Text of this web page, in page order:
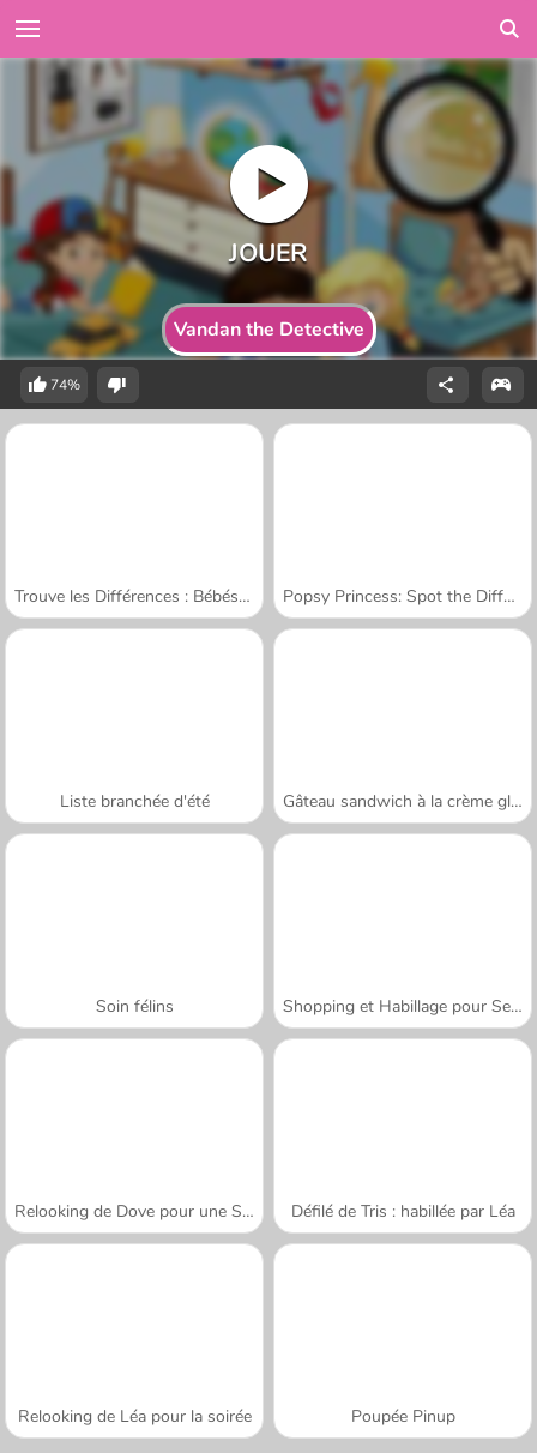
Vandan the Detective
74%
Trouve les Différences : Bébés Mignons Popsy Princess: Spot the Difference
Liste branchée d'été Gâteau sandwich à la crème glacée
Soin félins Shopping et Habillage pour Sery
Relooking de Dove pour une Séance Photo Défilé de Tris : habillée par Léa
Relooking de Léa pour la soirée Poupée Pinup